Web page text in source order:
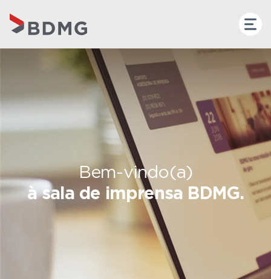
Bem-vindo(a)
à sala de imprensa BDMG.